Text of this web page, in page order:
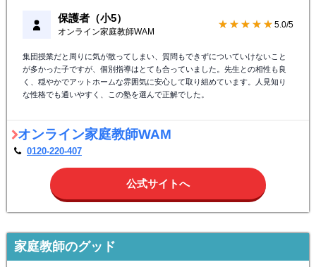
保護者（小5）
オンライン家庭教師WAM
★★★★★ 5.0/5
集団授業だと周りに気が散ってしまい、質問もできずについていけないこと
が多かった子ですが、個別指導はとても合っていました。先生との相性も良
く、穏やかでアットホームな雰囲気に安心して取り組めています。人見知り
な性格でも通いやすく、この塾を選んで正解でした。
オンライン家庭教師WAM
0120-220-407
公式サイトへ
家庭教師のグッド